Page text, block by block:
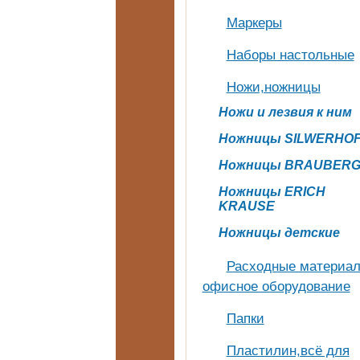
Маркеры
Наборы настольные
Ножи,ножницы
Ножи и лезвия к ним
Ножницы
Ножницы BRAUBERG
Ножницы ERICH
KRAUSE
Ножницы детские
Расходные
офисное оборудование
Папки
Пластилин,всё для